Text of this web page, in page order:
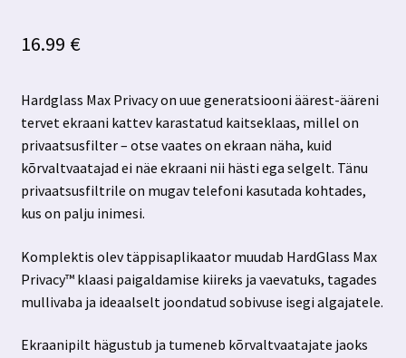
16.99 €
Hardglass Max Privacy on uue generatsiooni äärest-ääreni
tervet ekraani kattev karastatud kaitseklaas, millel on
privaatsusfilter – otse vaates on ekraan näha, kuid
kõrvaltvaatajad ei näe ekraani nii hästi ega selgelt. Tänu
privaatsusfiltrile on mugav telefoni kasutada kohtades,
kus on palju inimesi.
Komplektis olev täppisaplikaator muudab HardGlass Max
Privacy™ klaasi paigaldamise kiireks ja vaevatuks, tagades
mullivaba ja ideaalselt joondatud sobivuse isegi algajatele.
Ekraanipilt hägustub ja tumeneb kõrvaltvaatajate jaoks